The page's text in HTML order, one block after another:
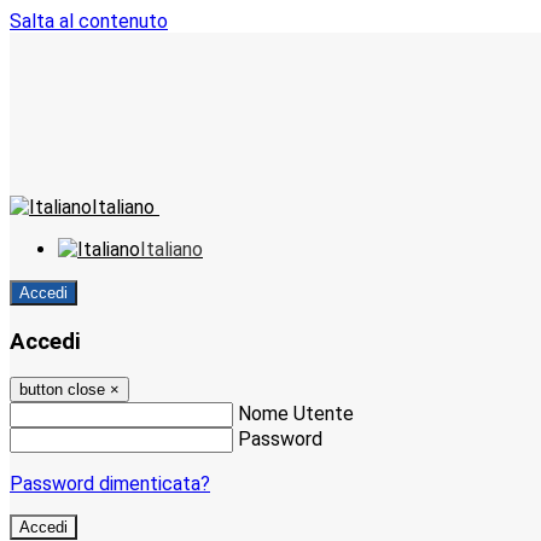
Salta al contenuto
Italiano
Italiano
Accedi
Accedi
button close ×
Nome Utente
Password
Password dimenticata?